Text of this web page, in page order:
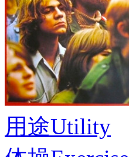
用途Utility